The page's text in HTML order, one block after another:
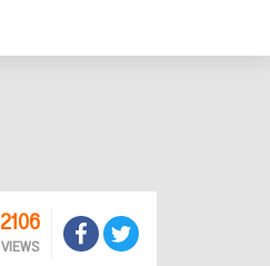
2106
VIEWS